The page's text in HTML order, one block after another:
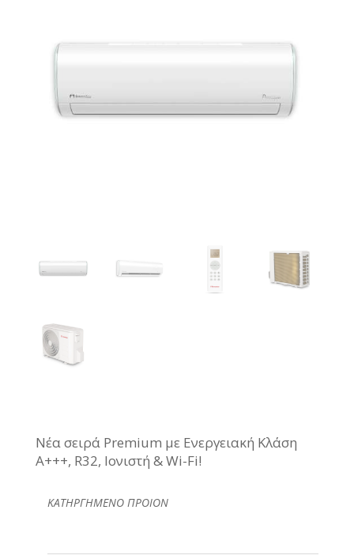
Νέα σειρά Premium με Ενεργειακή Κλάση
Α+++, R32, Ιονιστή & Wi-Fi!
ΚΑΤΗΡΓΗΜΕΝΟ ΠΡΟΙΟΝ